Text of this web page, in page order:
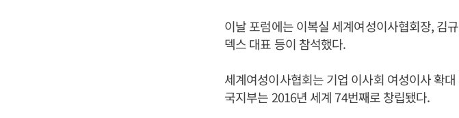
이날 포럼에는 이복실 세계여성이사협회장, 김
덱스 대표 등이 참석했다.
세계여성이사협회는 기업 이사회 여성이사 확
국지부는 2016년 세계 74번째로 창립됐다.